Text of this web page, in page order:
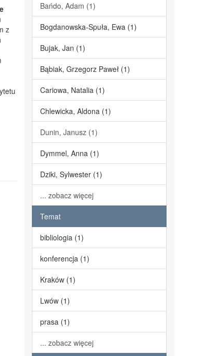
z
Bańdo, Adam (1)
Bogdanowska-Spuła, Ewa (1)
Bujak, Jan (1)
Bąbiak, Grzegorz Paweł (1)
Cariowa, Natalia (1)
Chlewicka, Aldona (1)
Dunin, Janusz (1)
Dymmel, Anna (1)
Dziki, Sylwester (1)
... zobacz więcej
Temat
bibliologia (1)
konferencja (1)
Kraków (1)
Lwów (1)
prasa (1)
... zobacz więcej